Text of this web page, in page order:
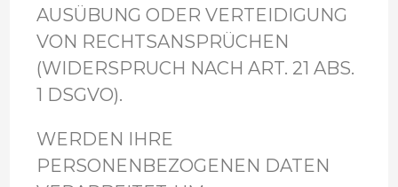
AUSÜBUNG ODER VERTEIDIGUNG
VON RECHTSANSPRÜCHEN
(WIDERSPRUCH NACH ART. 21 ABS.
1 DSGVO).
WERDEN IHRE
PERSONENBEZOGENEN DATEN